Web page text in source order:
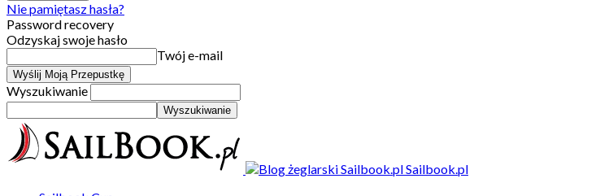
Nie pamiętasz hasła?
Password recovery
Odzyskaj swoje hasło
Twój e-mail
Wyszukiwanie
Sailbook.pl